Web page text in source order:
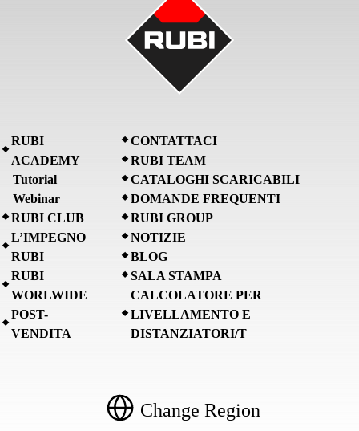
RUBI
ACADEMY
Tutorial
Webinar
RUBI CLUB
L’IMPEGNO
RUBI
RUBI
WORLWIDE
POST-
VENDITA
CONTATTACI
RUBI TEAM
CATALOGHI SCARICABILI
DOMANDE FREQUENTI
RUBI GROUP
NOTIZIE
BLOG
SALA STAMPA
CALCOLATORE PER
LIVELLAMENTO E
DISTANZIATORI/T
Change Region